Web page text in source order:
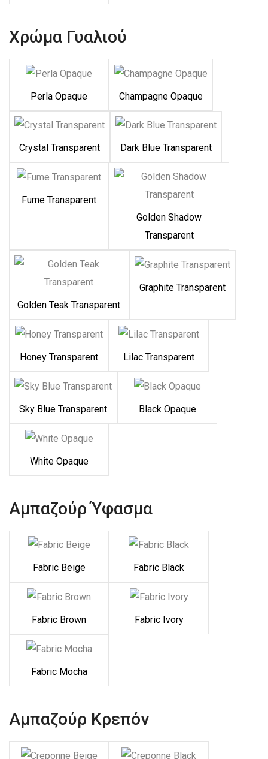
Χρώμα Γυαλιού
Perla Opaque Champagne Opaque
Crystal Transparent Dark Blue Transparent
Fume Transparent
Golden Shadow
Transparent
Golden Teak Transparent
Graphite Transparent
Honey Transparent Lilac Transparent
Sky Blue Transparent Black Opaque
White Opaque
Αμπαζούρ Ύφασμα
Fabric Beige Fabric Black
Fabric Brown Fabric Ivory
Fabric Mocha
Αμπαζούρ Κρεπόν